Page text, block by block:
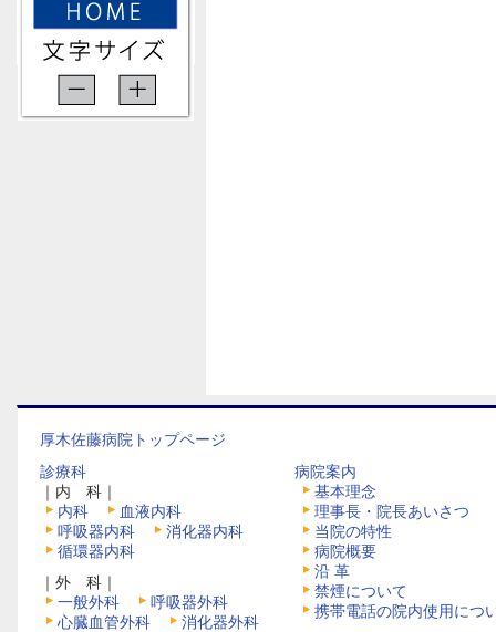
厚木佐藤病院トップページ
診療科
｜内 科｜
内科
血液内科
呼吸器内科
消化器内科
循環器内科
｜外 科｜
一般外科
呼吸器外科
心臓血管外科
消化器外科
病院案内
基本理念
理事長・院長あいさつ
当院の特性
病院概要
沿 革
禁煙について
携帯電話の院内使用につ